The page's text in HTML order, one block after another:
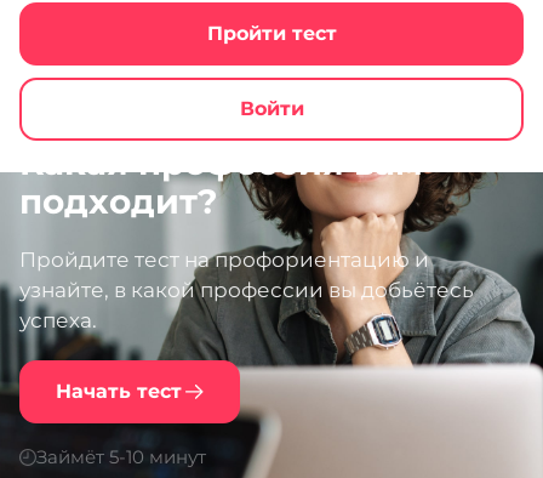
Пройти тест
Войти
Какая профессия вам
подходит?
Пройдите тест на профориентацию и
узнайте, в какой профессии вы добьётесь
успеха.
Начать тест
Займёт 5-10 минут